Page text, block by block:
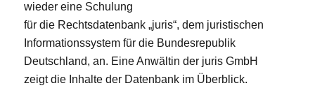
wieder eine Schulung
für die Rechtsdatenbank „juris“, dem juristischen
Informationssystem für die Bundesrepublik
Deutschland, an. Eine Anwältin der juris GmbH
zeigt die Inhalte der Datenbank im Überblick.